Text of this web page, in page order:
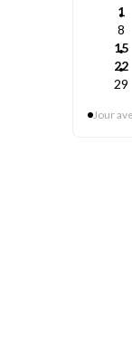
1
8
15
22
29
Jour